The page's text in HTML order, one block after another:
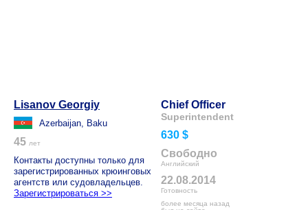
Lisanov Georgiy
Azerbaijan, Baku
45 лет
Контакты доступны только для
зарегистрированных крюинговых
агентств или судовладельцев.
Зарегистрироваться >>
Chief Officer
Superintendent
630 $
Свободно
Английский
22.08.2014
Готовность
более месяца назад